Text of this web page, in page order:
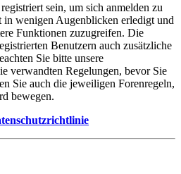
sein, um sich anmelden zu
wenigen Augenblicken erledigt und
Funktionen zuzugreifen. Die
Benutzern auch zusätzliche
Sie bitte unsere
verwandten Regelungen, bevor Sie
Sie auch die jeweiligen Forenregeln,
bewegen.